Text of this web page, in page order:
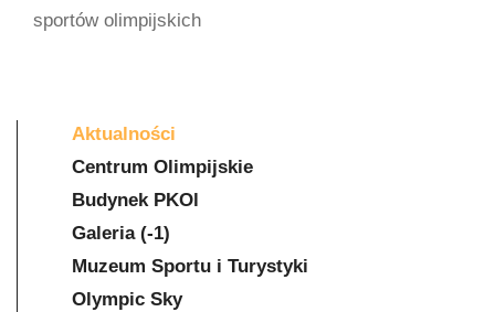
sportów olimpijskich
Aktualności
Centrum Olimpijskie
Budynek PKOl
Galeria (-1)
Muzeum Sportu i Turystyki
Olympic Sky